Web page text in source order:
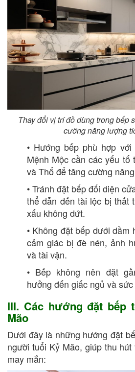
Thay đổi vị trí đồ dùng trong bếp
cường năng lượng
• Hướng bếp phù hợp
Mệnh Mộc cần các yếu tố
và Thổ để tăng cường
• Tránh đặt bếp đối diện
thể dẫn đến tài lộc bị thất
xấu không dứt.
• Không đặt bếp dưới dầm
cảm giác bị đè nén, ảnh
và tài vận.
• Bếp không nên đặt
hưởng đến giấc ngủ và
III. Các hướng đặt bếp
Mão
Dưới đây là những hướng đặt
người tuổi Kỷ Mão, giúp thu
may mắn: